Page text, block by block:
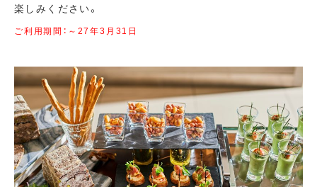
楽しみください。
ご利用期間：～27年3月31日